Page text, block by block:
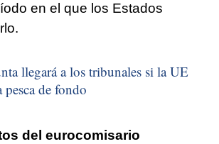
en el que los Estados
llegará a los tribunales si la UE
pesca de fondo
del eurocomisario